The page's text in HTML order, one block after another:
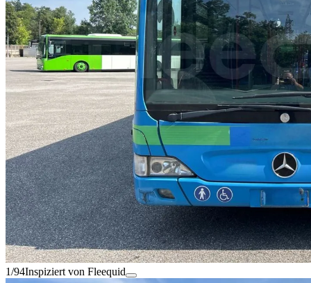
1/94Inspiziert von Fleequid